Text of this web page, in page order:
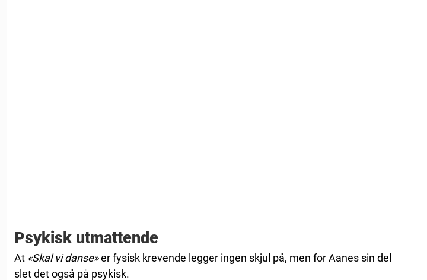
Psykisk utmattende
At «Skal vi danse»er fysisk krevende legger ingen skjul på, men for Aanes sin del
slet det også på psykisk.